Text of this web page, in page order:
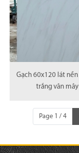
Gạch 60x120 lát
trắng vân mây
Page 1 / 4